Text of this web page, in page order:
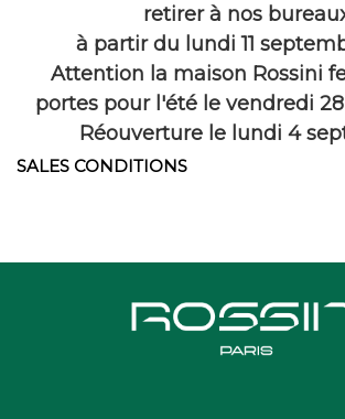
retirer à nos
à partir du lundi 11
Attention la maison Rossini
portes pour l'été le vendredi
Réouverture le lundi 4
SALES CONDITIONS